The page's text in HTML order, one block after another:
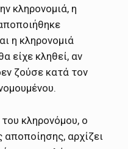
κληρονομιά, η
η κληρονομιά
είχε κληθεί, αν
ζούσε κατά τον
κληρονόμου, ο
αρχίζει